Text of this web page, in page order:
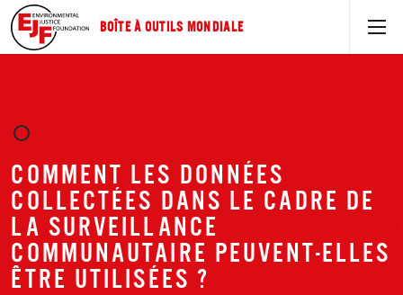
BOÎTE À OUTILS MONDIALE
COMMENT LES DONNÉES
COLLECTÉES DANS LE CADRE DE
LA SURVEILLANCE
COMMUNAUTAIRE PEUVENT-ELLES
ÊTRE UTILISÉES ?